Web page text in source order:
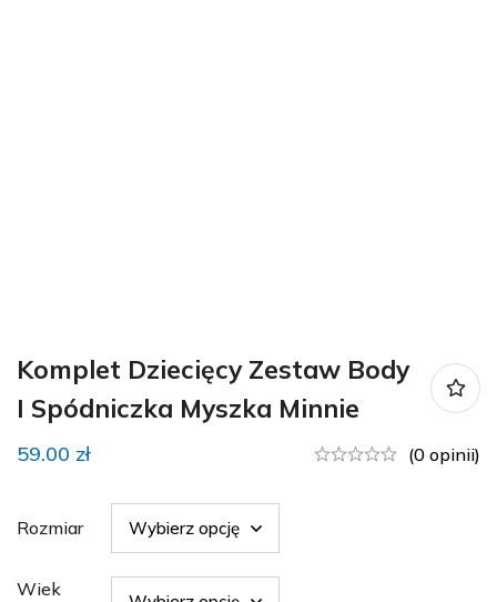
Komplet Dziecięcy Zestaw Body
I Spódniczka Myszka Minnie
59.00 zł (0 opinii)
Rozmiar
Wiek